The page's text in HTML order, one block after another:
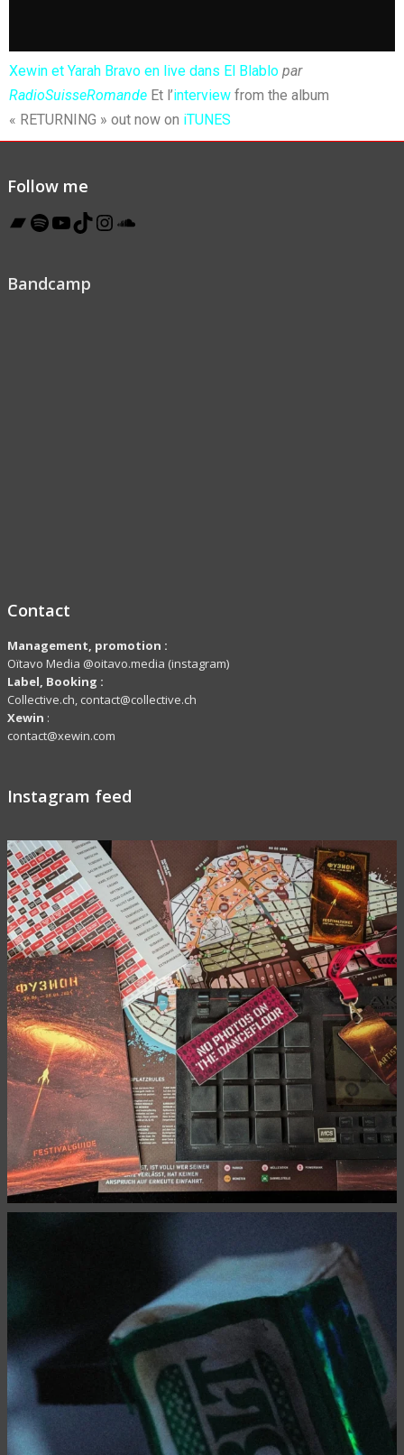
Xewin et Yarah Bravo en live dans El Blablo par
RadioSuisseRomande Et l’interview from the album
« RETURNING » out now on iTUNES
Follow me
Bandcamp
Contact
Management, promotion :
Oïtavo Media @oitavo.media (instagram)
Label, Booking :
Collective.ch, contact@collective.ch
Xewin :
contact@xewin.com
Instagram feed